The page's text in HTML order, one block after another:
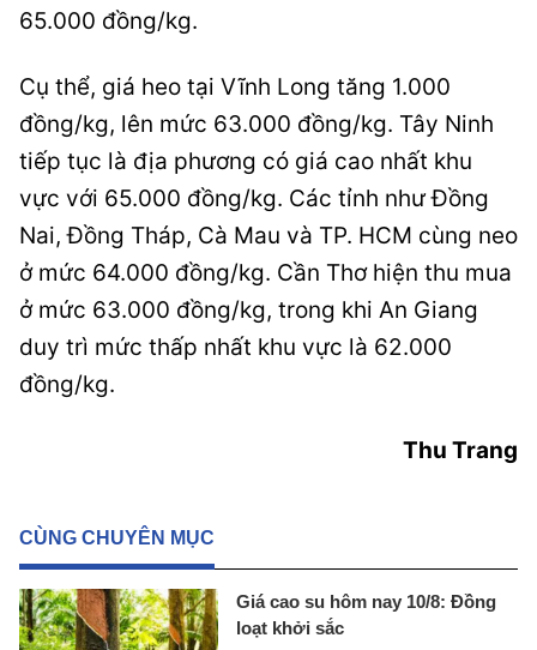
65.000 đồng/kg.
Cụ thể, giá heo tại Vĩnh Long tăng 1.000
đồng/kg, lên mức 63.000 đồng/kg. Tây Ninh
tiếp tục là địa phương có giá cao nhất khu
vực với 65.000 đồng/kg. Các tỉnh như Đồng
Nai, Đồng Tháp, Cà Mau và TP. HCM cùng neo
ở mức 64.000 đồng/kg. Cần Thơ hiện thu mua
ở mức 63.000 đồng/kg, trong khi An Giang
duy trì mức thấp nhất khu vực là 62.000
đồng/kg.
Thu Trang
CÙNG CHUYÊN MỤC
Giá cao su hôm nay 10/8: Đồng
loạt khởi sắc